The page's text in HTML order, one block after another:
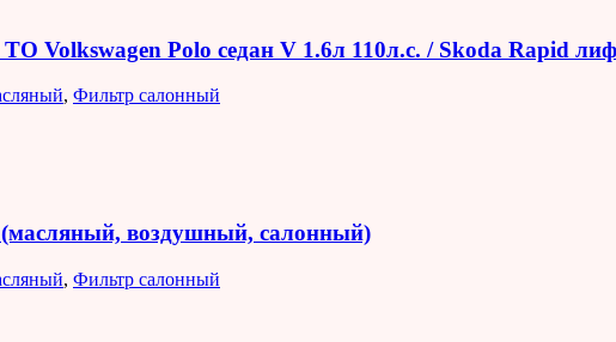
Volkswagen Polo седан V 1.6л 110л.с. / Skoda Rapid
, Фильтр салонный
воздушный, салонный)
, Фильтр салонный